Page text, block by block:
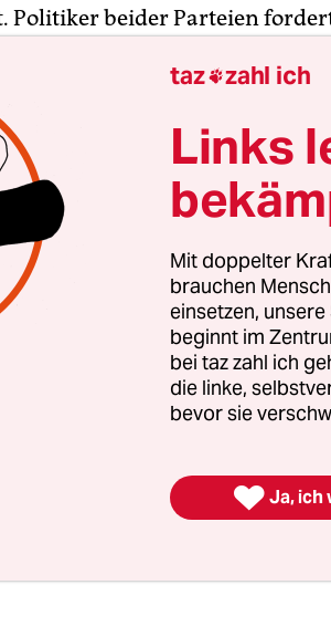
Politiker beider Parteien
friedliche
starb und Dutzende weitere
ein Polizei-Hubschrauber in
zwei Piloten in den Tod. Der
Virginia im Einsatz, um bei der
von Ultrarechten in
sorgen. Bei den Toten
sagte eine
taz zahl ich
Links
Mit doppelter
brauchen
einsetzen,
beginnt im
bei taz zahl ich
die linke,
bevor sie
 Ja, ich